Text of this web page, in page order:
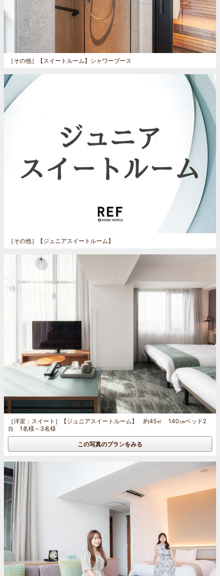
［その他］ 【スイートルーム】シャワーブース
［その他］ 【ジュニアスイートルーム】
［洋室：スイート］
【ジュニアスイートルーム】 約45㎡ 140㎝ベッド2
台 1名様～3名様
この写真のプランをみる